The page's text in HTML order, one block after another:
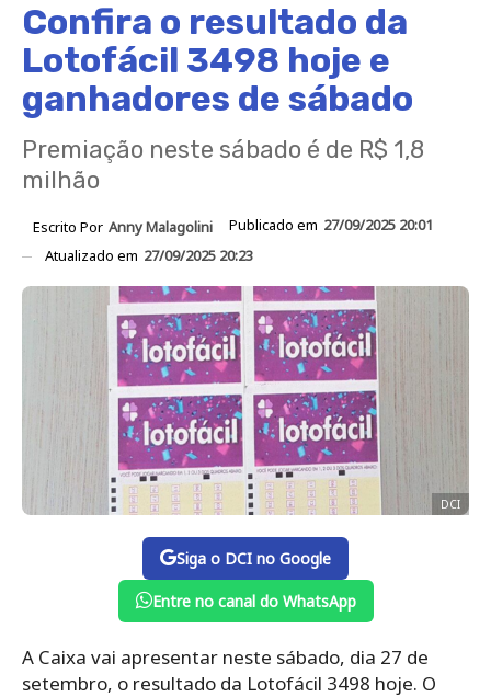
Confira o resultado da
Lotofácil 3498 hoje e
ganhadores de sábado
Premiação neste sábado é de R$ 1,8
milhão
Escrito Por Anny Malagolini Publicado em 27/09/2025 20:01
Atualizado em 27/09/2025 20:23
DCI
Siga o DCI no Google
Entre no canal do WhatsApp
A Caixa vai apresentar neste sábado, dia 27 de
setembro, o resultado da Lotofácil 3498 hoje. O